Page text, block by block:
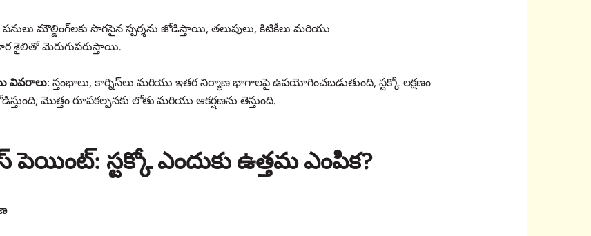
పనులు మౌల్డింగ్‌లకు సొగసైన స్పర్శను జోడిస్తాయి, తలుపులు, కిటికీలు మరియు
శైలితో మెరుగుపరుస్తాయి.
వివరాలు: స్తంభాలు, కార్నిస్‌లు మరియు ఇతర నిర్మాణ భాగాలపై ఉపయోగించబడుతుంది, స్టక్కో లక్షణం
మొత్తం రూపకల్పనకు లోతు మరియు ఆకర్షణను తెస్తుంది.
పెయింట్: స్టక్కో ఎందుకు ఉత్తమ ఎంపిక?